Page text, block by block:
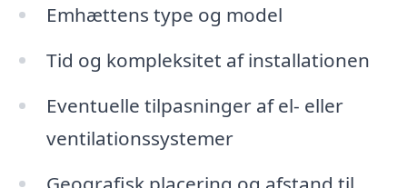
Emhættens type og model
Tid og kompleksitet af installationen
Eventuelle tilpasninger af el- eller
ventilationssystemer